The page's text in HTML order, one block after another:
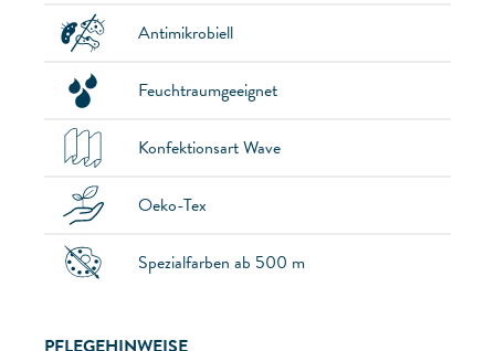
Antimikrobiell
Feuchtraumgeeignet
Konfektionsart Wave
Oeko-Tex
Spezialfarben ab 500 m